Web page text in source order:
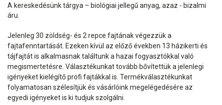
A kereskedésünk tárgya – biológiai jellegű anyag, azaz - bizalmi
áru.
Jelenleg 30 zöldség- és 2 repce fajtának végezzük a
fajtafenntartását. Ezeken kívül az előző években 13 házikerti és
tájfajtát is alkalmasnak találtunk a hazai fogyasztókkal való
megismertetésre. Választékunkat tovább bővítettük a jelenlegi
igényeket kielégítő profi fajtákkal is. Termékválasztékunkat
folyamatosan szélesítjük és vásárlóink megelégedésére az
egyedi igényeket is ki tudjuk szolgálni.